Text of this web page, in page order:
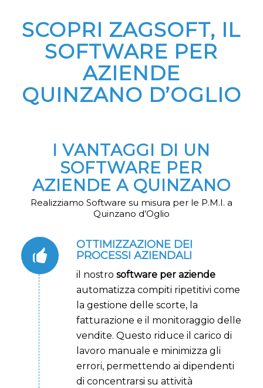
SCOPRI ZAGSOFT, IL
SOFTWARE PER
AZIENDE
QUINZANO D’OGLIO
I VANTAGGI DI UN
SOFTWARE PER
AZIENDE A QUINZANO
Realizziamo Software su misura per le P.M.I. a
Quinzano d’Oglio
OTTIMIZZAZIONE DEI
PROCESSI AZIENDALI
il nostro software per aziende
automatizza compiti ripetitivi come
la gestione delle scorte, la
fatturazione e il monitoraggio delle
vendite. Questo riduce il carico di
lavoro manuale e minimizza gli
errori, permettendo ai dipendenti
di concentrarsi su attività